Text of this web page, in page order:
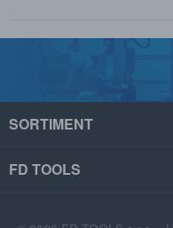
SORTIMENT
FD TOOLS